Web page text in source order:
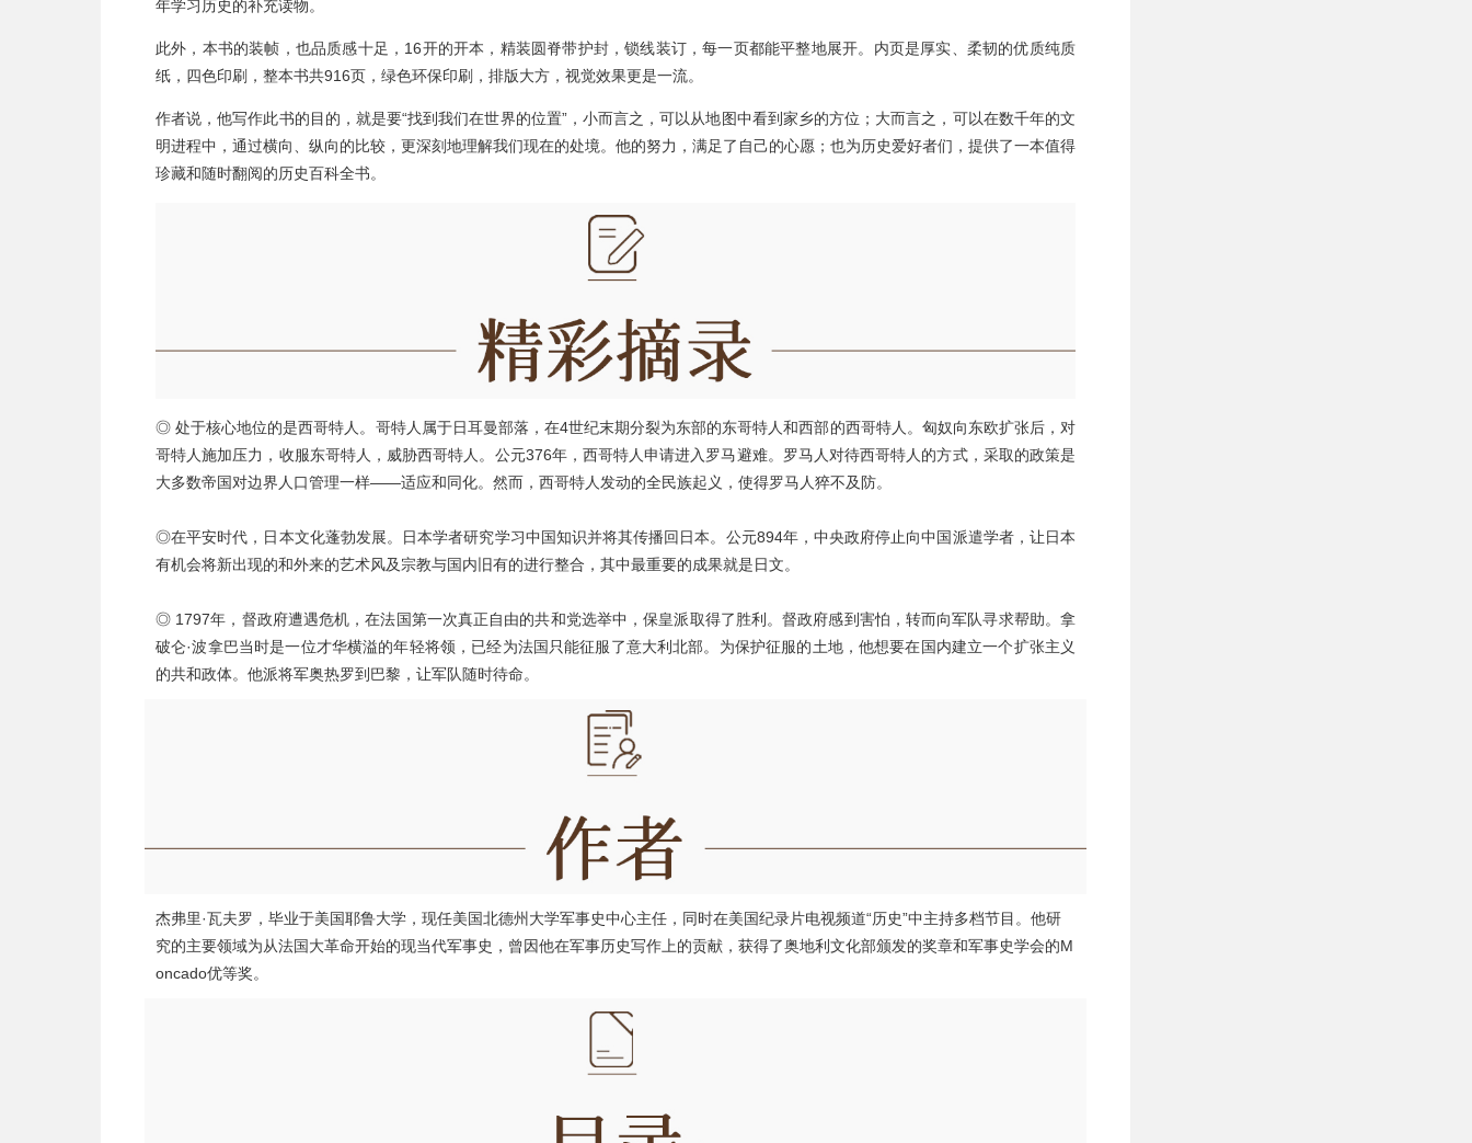
年学习历史的补充读物。
此外，本书的装帧，也品质感十足，16开的开本，精装圆脊带护封，锁线装订，每一页都能平整地展开。 内页是厚实、柔韧的优质纯质
纸，四色印刷， 整本书共916页， 绿色环保印刷，排版大方，视觉效果更是一流。
作者说，他写作此书的目的，就是要“找到我们在世界的位置”，小而言之，可以从地图中看到家乡的方位；大而言之，可以在数千年的文
明进程中，通过横向、纵向的比较，更深刻地理解我们现在的处境。他的努力，满足了自己的心愿；也为历史爱好者们，提供了一本值得
珍藏和随时翻阅的历史百科全书。
◎处于核心地位的是西哥特人。哥特人属于日耳曼部落，在4世纪末期分裂为东部的东哥特人和西部的西哥特人。匈奴向东欧扩张后，对
哥特人施加压力，收服东哥特人，威胁西哥特人。公元376年，西哥特人申请进入罗马避难。罗马人对待西哥特人的方式，采取的政策是
大多数帝国对边界人口管理一样——适应和同化。然而，西哥特人发动的全民族起义，使得罗马人猝不及防。
◎在平安时代，日本文化蓬勃发展。日本学者研究学习中国知识并将其传播回日本。公元894年，中央政府停止向中国派遣学者，让日本
有机会将新出现的和外来的艺术风及宗教与国内旧有的进行整合，其中最重要的成果就是日文。
◎ 1797年，督政府遭遇危机，在法国第一次真正自由的共和党选举中，保皇派取得了胜利。督政府感到害怕，转而向军队寻求帮助。拿
破仑·波拿巴当时是一位才华横溢的年轻将领，已经为法国只能征服了意大利北部。为保护征服的土地，他想要在国内建立一个扩张主义
的共和政体。他派将军奥热罗到巴黎，让军队随时待命。
杰弗里·瓦夫罗，毕业于美国耶鲁大学，现任美国北德州大学军事史中心主任，同时在美国纪录片电视频道“历史”中主持多档节目。他研
究的主要领域为从法国大革命开始的现当代军事史，曾因他在军事历史写作上的贡献，获得了奥地利文化部颁发的奖章和军事史学会的M
oncado优等奖。